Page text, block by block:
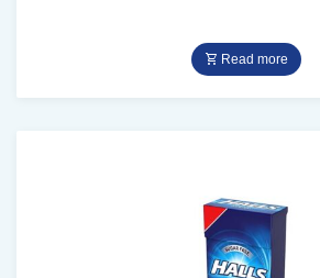
Read more